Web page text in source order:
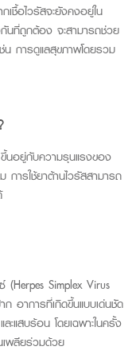
เชื้อไวรัสจะยังคงอยู่ใน
นที่ถูกต้อง จะสามารถช่วย
น การดูแลสุขภาพโดยรวม
นอยู่กับความรุนแรงของ
ารใช้ยาต้านไวรัสสามารถ
(Herpes Simplex Virus
ก อาการที่เกิดขึ้นแบบเด่นชัด
แสบร้อน โดยเฉพาะในครั้ง
พลียร่วมด้วย